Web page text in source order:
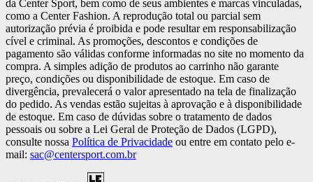
da Center Sport, bem como de seus ambientes e marcas vinculadas,
como a Center Fashion. A reprodução total ou parcial sem
autorização prévia é proibida e pode resultar em responsabilização
cível e criminal. As promoções, descontos e condições de
pagamento são válidas conforme informadas no site no momento da
compra. A simples adição de produtos ao carrinho não garante
preço, condições ou disponibilidade de estoque. Em caso de
divergência, prevalecerá o valor apresentado na tela de finalização
do pedido. As vendas estão sujeitas à aprovação e à disponibilidade
de estoque. Em caso de dúvidas sobre o tratamento de dados
pessoais ou sobre a Lei Geral de Proteção de Dados (LGPD),
consulte nossa Política de Privacidade ou entre em contato pelo e-
mail: sac@centersport.com.br